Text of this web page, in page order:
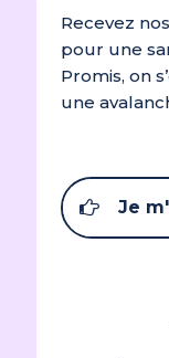
Recevez
pour une
Promis, on
une
Je